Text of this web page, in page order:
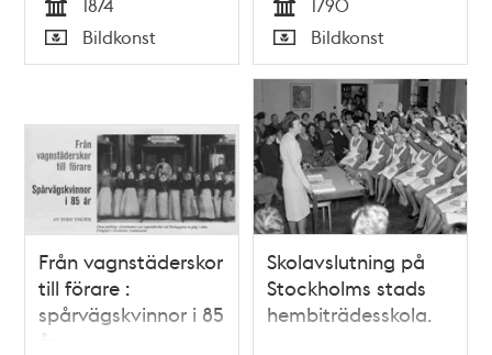
Tid
1874
Typ
Bildkonst Tid
1790
Typ
Bildkonst
Från vagnstäderskor
till förare :
spårvägskvinnor i 85
år
Skolavslutning på
Stockholms stads
hembiträdesskola.